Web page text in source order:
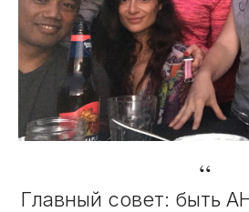
“
Главный совет: быть